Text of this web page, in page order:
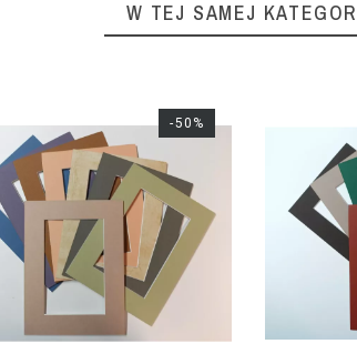
W TEJ SAMEJ
-50%